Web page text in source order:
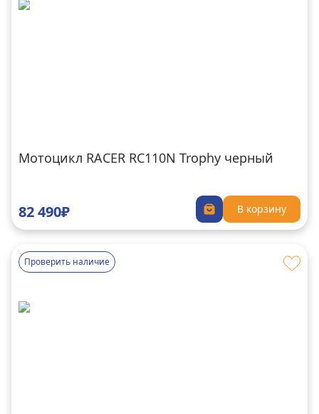
Мотоцикл RACER RC110N Trophy черный
82 490₽ В корзину
Проверить наличие